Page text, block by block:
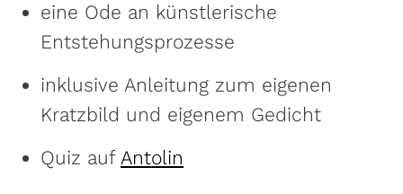
eine Ode an künstlerische
Entstehungsprozesse
inklusive Anleitung zum eigenen
Kratzbild und eigenem Gedicht
Quiz aufAntolin